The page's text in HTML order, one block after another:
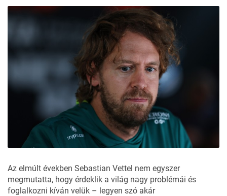
Az elmúlt években Sebastian Vettel nem egyszer
megmutatta, hogy érdeklik a világ nagy problémái és
foglalkozni kíván velük – legyen szó akár